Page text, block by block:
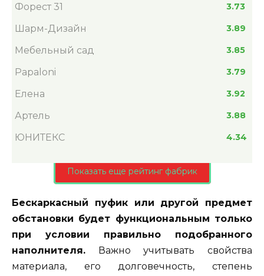
Форест 31 3.73
Шарм-Дизайн 3.89
Мебельный сад 3.85
Papaloni 3.79
Елена 3.92
Артель 3.88
ЮНИТЕКС 4.34
Показать еще рейтинг фабрик
Бескаркасный пуфик или другой предмет
обстановки будет функциональным только
при условии правильно подобранного
наполнителя. Важно учитывать свойства
материала, его долговечность, степень